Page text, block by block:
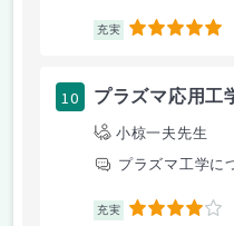
充実 5
10 プラズマ応用工
小椋一夫先生
プラズマ工学に
充実 4